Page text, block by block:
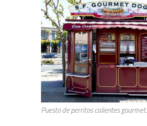
Puesto de perritos calientes gourmet.